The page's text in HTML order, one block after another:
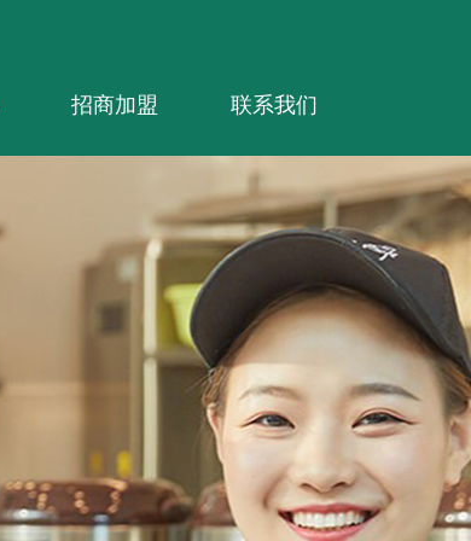
招商加盟 联系我们